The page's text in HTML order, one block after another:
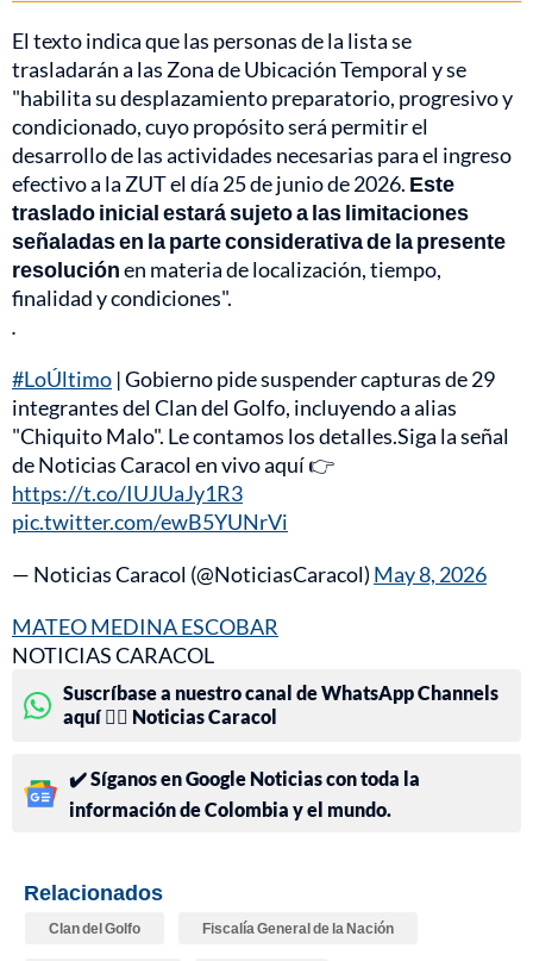
El texto indica que las personas de la lista se
trasladarán a las Zona de Ubicación Temporal y se
"habilita su desplazamiento preparatorio, progresivo y
condicionado, cuyo propósito será permitir el
desarrollo de las actividades necesarias para el ingreso
efectivo a la ZUT el día 25 de junio de 2026. Este
traslado inicial estará sujeto a las limitaciones
señaladas en la parte considerativa de la presente
resoluciónen materia de localización, tiempo,
finalidad y condiciones".
.
#LoÚltimo | Gobierno pide suspender capturas de 29
integrantes del Clan del Golfo, incluyendo a alias
"Chiquito Malo". Le contamos los detalles.Siga la señal
de Noticias Caracol en vivo aquí 👉
https://t.co/IUJUaJy1R3
pic.twitter.com/ewB5YUNrVi
— Noticias Caracol (@NoticiasCaracol) May 8, 2026
MATEO MEDINA ESCOBAR
NOTICIAS CARACOL
Suscríbase a nuestro canal de WhatsApp Channels
aquí 👉🏻 Noticias Caracol
✔️ Síganos en Google Noticias con toda la
información de Colombia y el mundo.
Relacionados
Clan del Golfo Fiscalía General de la Nación